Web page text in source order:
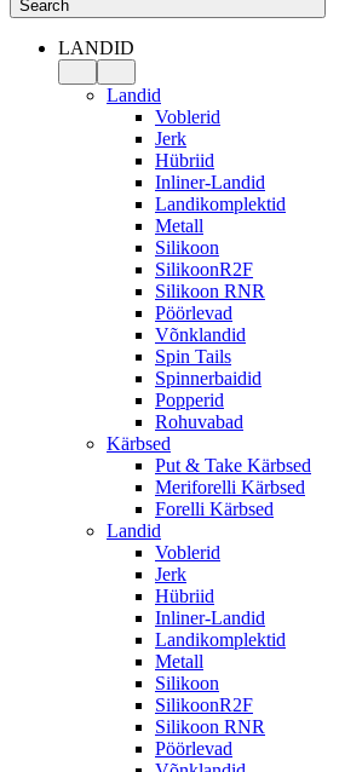
Search
LANDID
Landid
Voblerid
Jerk
Hübriid
Inliner-Landid
Landikomplektid
Metall
Silikoon
SilikoonR2F
Silikoon RNR
Pöörlevad
Võnklandid
Spin Tails
Spinnerbaidid
Popperid
Rohuvabad
Kärbsed
Put & Take Kärbsed
Meriforelli Kärbsed
Forelli Kärbsed
Landid
Voblerid
Jerk
Hübriid
Inliner-Landid
Landikomplektid
Metall
Silikoon
SilikoonR2F
Silikoon RNR
Pöörlevad